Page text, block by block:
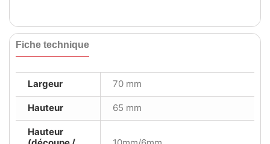
Fiche technique
Largeur 70 mm
Hauteur 65 mm
Hauteur